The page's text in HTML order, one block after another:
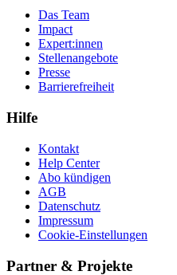
Das Team
Impact
Expert:innen
Stellenangebote
Presse
Barrierefreiheit
Hilfe
Kontakt
Help Center
Abo kündigen
AGB
Datenschutz
Impressum
Cookie-Einstellungen
Partner & Projekte